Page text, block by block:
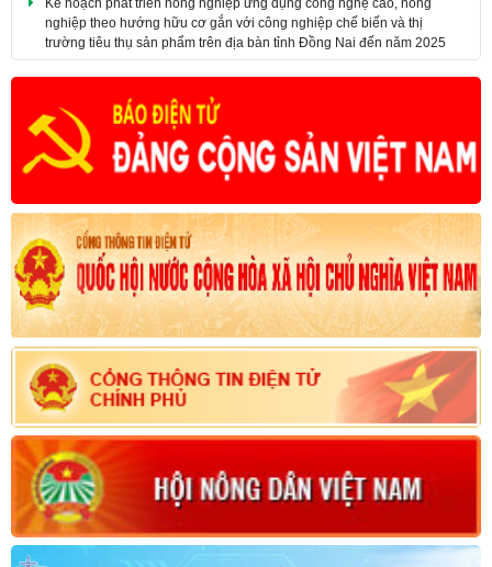
trường tiêu thụ sản phẩm trên địa bàn tỉnh Đồng Nai đến năm 2025
​Nghị quyết số 07-NQ/HNDTW ngày 05/02/2025 của Ban Chấp hành
cao chất lượng công tác tuyên truyền, vận động nông dân đáp ứng
yêu cầu nhiệm vụ cách mạng trong giai đoạn mới